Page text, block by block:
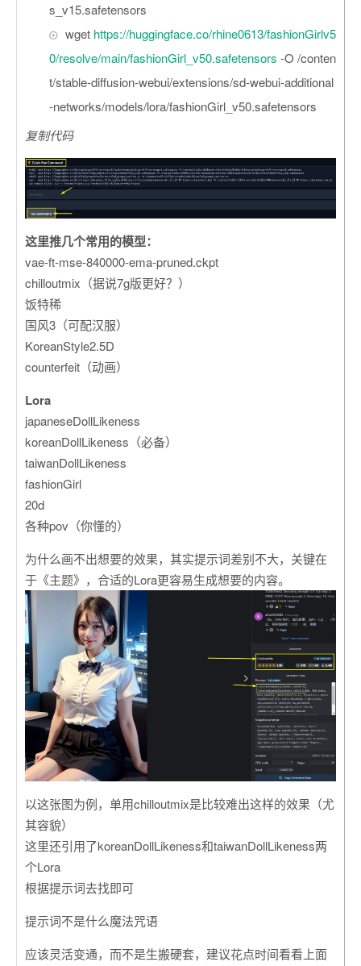
s_v15.safetensors
wget https://huggingface.co/rhine0613/fashionGirlv5
0/resolve/main/fashionGirl_v50.safetensors -O /conten
t/stable-diffusion-webui/extensions/sd-webui-additional
-networks/models/lora/fashionGirl_v50.safetensors
复制代码
这里推几个常用的模型：
vae-ft-mse-840000-ema-pruned.ckpt
chilloutmix（据说7g版更好？）
饭特稀
国风3（可配汉服）
KoreanStyle2.5D
counterfeit（动画）
Lora
japaneseDollLikeness
koreanDollLikeness（必备）
taiwanDollLikeness
fashionGirl
20d
各种pov（你懂的）
为什么画不出想要的效果，其实提示词差别不大，关键在
于《主题》，合适的Lora更容易生成想要的内容。
以这张图为例，单用chilloutmix是比较难出这样的效果（尤
其容貌）
这里还引用了koreanDollLikeness和taiwanDollLikeness两
个Lora
根据提示词去找即可
提示词不是什么魔法咒语
应该灵活变通，而不是生搬硬套，建议花点时间看看上面